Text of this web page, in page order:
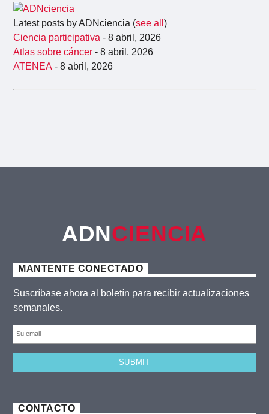
Latest posts by ADNciencia (see all)
Ciencia participativa - 8 abril, 2026
Atlas sobre cáncer - 8 abril, 2026
ATENEA - 8 abril, 2026
ADNCIENCIA
MANTENTE CONECTADO
Suscríbase ahora al boletín para recibir actualizaciones
semanales.
CONTACTO